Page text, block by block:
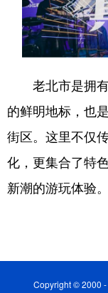
老北市是拥有
的鲜明地标，也
街区。这里不仅
化，更集合了特
新潮的游玩体验。
Copyright © 2000